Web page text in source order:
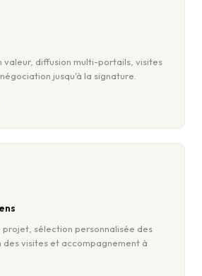
valeur, diffusion multi-portails, visites
jusqu'à la signature.
sélection personnalisée des
des visites et accompagnement à